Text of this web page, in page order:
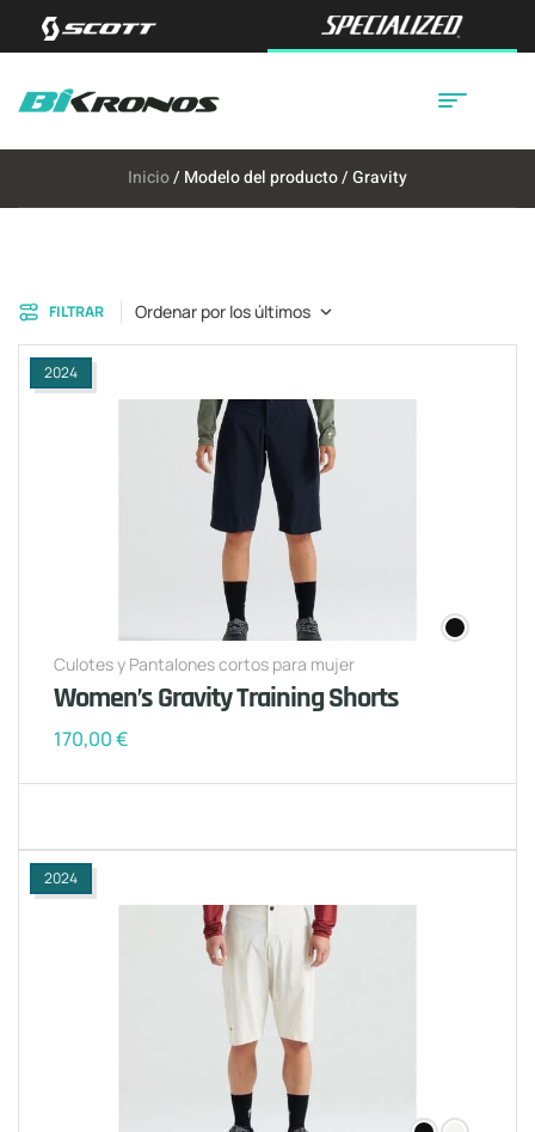
Inicio/ Modelo del producto / Gravity
FILTRAR Ordenar por los últimos
2024
Culotes y Pantalones cortos para mujer
Women’s Gravity Training Shorts
170,00€
2024